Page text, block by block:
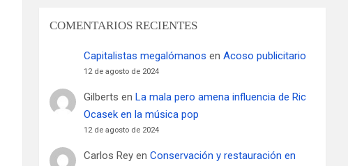
COMENTARIOS RECIENTES
Capitalistas megalómanos enAcoso publicitario
12 de agosto de 2024
Gilberts en La mala pero amena influencia de Ric
Ocasek en la música pop
12 de agosto de 2024
Carlos Rey enConservación y restauración en